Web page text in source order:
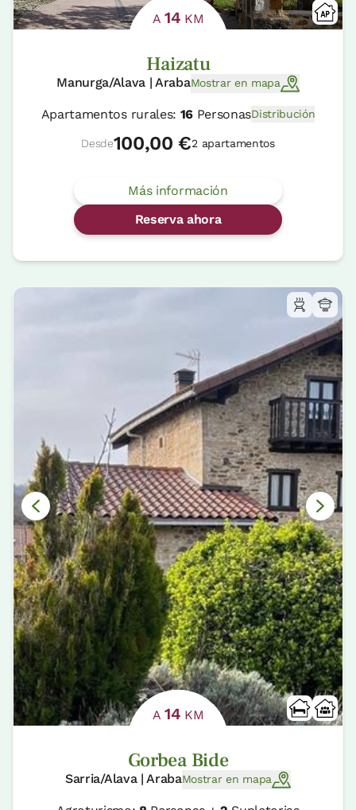
A 14 KM
Haizatu
Manurga/Alava | ArabaMostrar en mapa
Apartamentos rurales: 16 PersonasDistribución
Desde100,00 €2 apartamentos
Más información
Reserva ahora
A 14 KM
Gorbea Bide
Sarria/Alava | ArabaMostrar en mapa